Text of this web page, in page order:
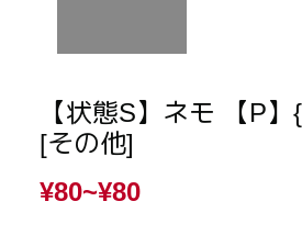
【状態S】ネモ 【P
[その他]
¥80~¥80